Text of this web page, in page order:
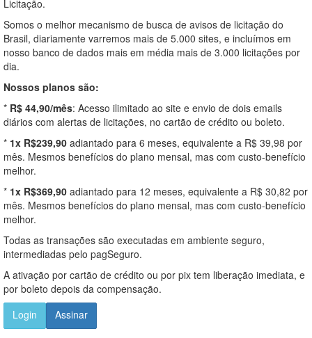
Licitação.
Somos o melhor mecanismo de busca de avisos de licitação do
Brasil, diariamente varremos mais de 5.000 sites, e incluímos em
nosso banco de dados mais em média mais de 3.000 licitações por
dia.
Nossos planos são:
* R$ 44,90/mês: Acesso ilimitado ao site e envio de dois emails
diários com alertas de licitações, no cartão de crédito ou boleto.
* 1x R$239,90 adiantado para 6 meses, equivalente a R$ 39,98 por
mês. Mesmos benefícios do plano mensal, mas com custo-benefício
melhor.
* 1x R$369,90 adiantado para 12 meses, equivalente a R$ 30,82 por
mês. Mesmos benefícios do plano mensal, mas com custo-benefício
melhor.
Todas as transações são executadas em ambiente seguro,
intermediadas pelo pagSeguro.
A ativação por cartão de crédito ou por pix tem liberação imediata, e
por boleto depois da compensação.
Login
Assinar